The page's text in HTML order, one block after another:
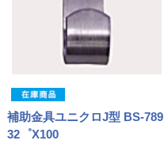
補助金具ユニクロJ型 BS-789
32゜X100